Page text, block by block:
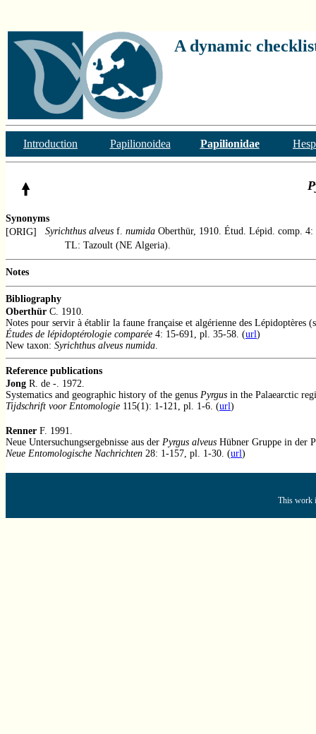
A dynamic
Introduction Papilionoidea Papilionidae
Synonyms
[ORIG]
Syrichthus alveus f. numida Oberthür, 1910. Étud. Lépid. comp. 4:
TL: Tazoult (NE Algeria).
Notes
Bibliography
Oberthür C. 1910.
Notes pour servir à établir la faune française et algérienne des Lépidoptères
Études de lépidoptérologie comparée 4: 15-691, pl. 35-58. (url)
New taxon: Syrichthus alveus numida.
Reference publications
Jong R. de -. 1972.
Systematics and geographic history of the genus Pyrgus in the Palaearctic
Tijdschrift voor Entomologie 115(1): 1-121, pl. 1-6. (url)
Renner F. 1991.
Neue Untersuchungsergebnisse aus der Pyrgus alveus Hübner Gruppe in der
Neue Entomologische Nachrichten 28: 1-157, pl. 1-30. (url)
This work